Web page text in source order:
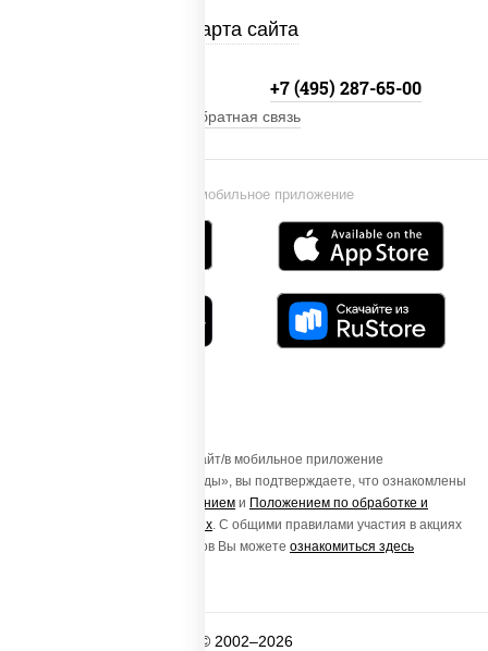
Карта сайта
Установи мобильное приложение
+7 (495) 287-65-00
Обратная связь
Осуществляя вход на этот Сайт/в мобильное приложение
«ПиццаСушиВок - доставка еды», вы подтверждаете, что ознакомлены
Пользовательским соглашением и Положением по обработке и
защите персональных данных. С общими правилами участия в акциях
и порядке получения подарков Вы можете ознакомиться здесь
© 2002–2026